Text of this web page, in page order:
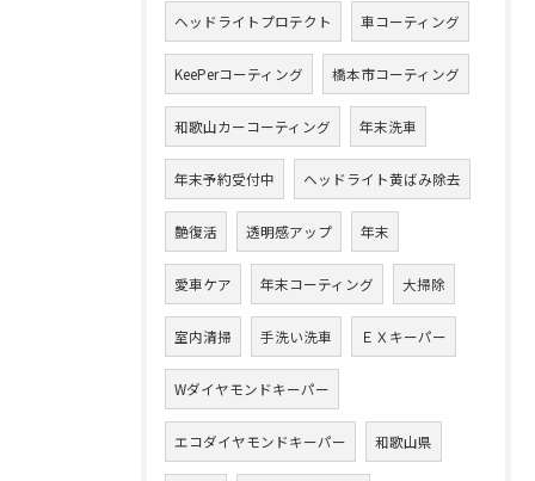
ヘッドライトプロテクト 車コーティング
KeePerコーティング 橋本市コーティング
和歌山カーコーティング 年末洗車
年末予約受付中 ヘッドライト黄ばみ除去
艶復活 透明感アップ 年末
愛車ケア 年末コーティング 大掃除
室内清掃 手洗い洗車 ＥＸキーパー
Wダイヤモンドキーパー
エコダイヤモンドキーパー 和歌山県